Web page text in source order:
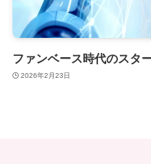
ファンベース時代のスタ
2026年2月23日